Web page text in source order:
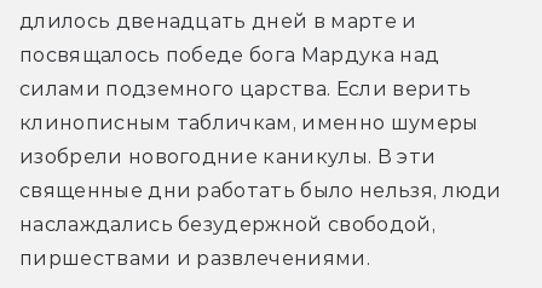
длилось двенадцать дней в марте и
посвящалось победе бога Мардука над
силами подземного царства. Если верить
клинописным табличкам, именно шумеры
изобрели новогодние каникулы. В эти
священные дни работать было нельзя, люди
наслаждались безудержной свободой,
пиршествами и развлечениями.